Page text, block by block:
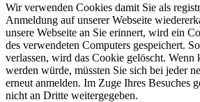
Wir verwenden Cookies damit Sie als
Anmeldung auf unserer Webseite
unsere Webseite an Sie erinnert, wird ein
des verwendeten Computers gespeichert.
verlassen, wird das Cookie gelöscht.
werden würde, müssten Sie sich bei jeder
erneut anmelden. Im Zuge Ihres Besuches
nicht an Dritte weitergegeben.